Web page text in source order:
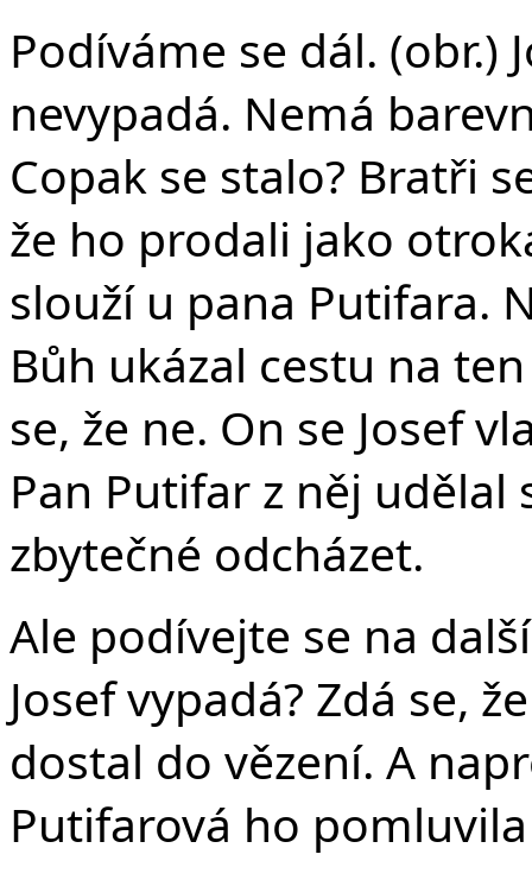
Podíváme se dál. (obr.)
nevypadá. Nemá
Copak se stalo? Bratři
že ho prodali jako
slouží u pana Putifara.
Bůh ukázal cestu na
se, že ne. On se Josef
Pan Putifar z něj udělal
zbytečné odcházet.
Ale podívejte se na
Josef vypadá? Zdá se,
dostal do vězení. A
Putifarová ho